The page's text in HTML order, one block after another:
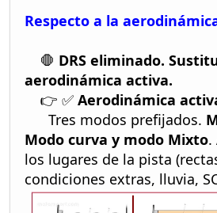
Respecto a la
🛑 DRS eliminado.
aerodinámica activa.
👉 ✅ Aerodinámica
Tres modos prefijados.
Modo curva y modo Mixto.
los lugares de la pista
condiciones extras, lluvia,